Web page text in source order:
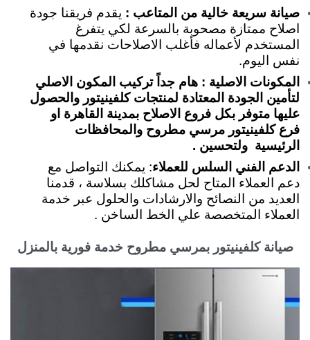
صيانة سريعة خالية من المتاعب : يقدم فريقنا جودة
اصلاح ممتازة مصحوبة بالسرعة لكي يتفرغ
المستخدم لأعماله فأغلب الاصلاحات نقدمها في
نفس اليوم.
المكونات الاصلية : هام جداً تركيب المكون الاصلي
لتأمين الجودة المعتادة لمنتجات كلفينيتور والحصول
عليها متوفر بكل فروع الاصلاح بمدينة القاهرة او
فرع كلفينيتور مرسي مطروح والمحافظات
الرئيسية ولتحسين .
الدعم الفني السلس للعملاء: يمكنك التواصل مع
دعم العملاء المتاح لحل مشاكلك بسلاسة ، قدمنا
العديد من النصائح والارشادات والحلول عبر خدمة
العملاء المتخصصة علي الخط الساخن .
صيانة كلفينيتور بمرسي مطروح خدمة فورية بالمنزل